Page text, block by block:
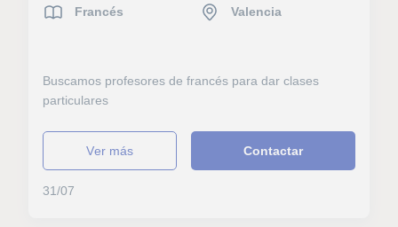
Francés Valencia
Buscamos profesores de francés para dar clases
particulares
ver más Contactar
31/07